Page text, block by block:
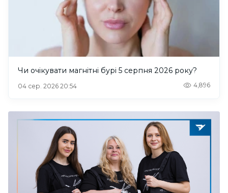
Чи очікувати магнітні бурі 5 серпня 2026 року?
04 сер. 2026 20:54 4,896